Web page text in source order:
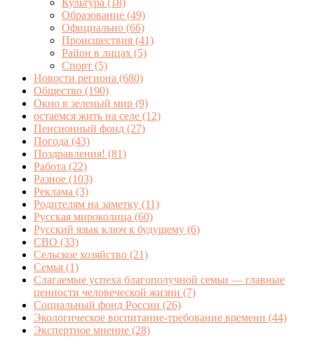
Образование (49)
Официально (66)
Происшествия (41)
Район в лицах (5)
Спорт (5)
Новости региона (680)
Общество (190)
Окно в зеленый мир (9)
остаемся жить на селе (12)
Пенсионный фонд (27)
Погода (43)
Поздравления! (81)
Работа (22)
Разное (103)
Реклама (3)
Родителям на заметку (11)
Русская мироколица (60)
Русский язык ключ к будущему (6)
СВО (33)
Сельское хозяйство (21)
Семья (1)
Слагаемые успеха благополучной семьи — главные
ценности человеческой жизни (7)
Социальный фонд России (26)
Экологическое воспитание-требование времени (44)
Экспертное мнение (28)